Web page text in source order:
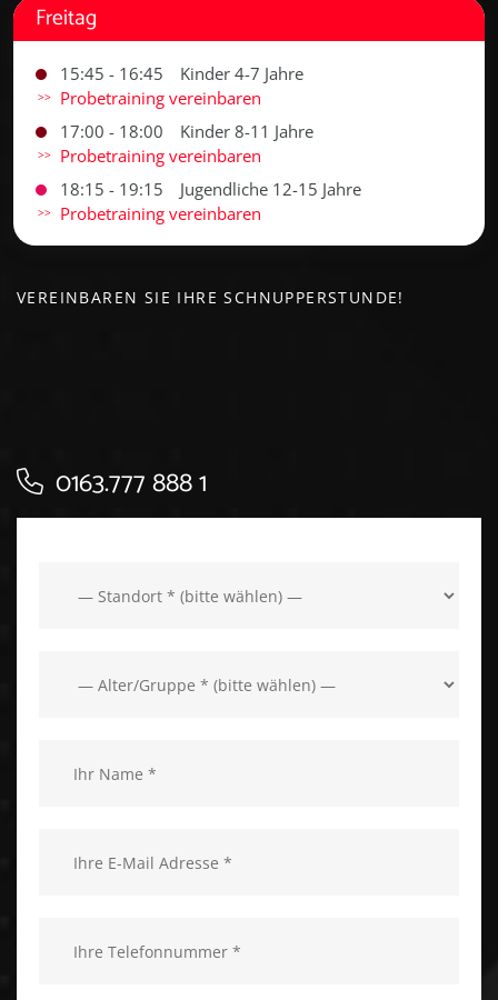
Freitag
15:45 - 16:45
Kinder 4-7 Jahre
Probetraining vereinbaren
17:00 - 18:00
Kinder 8-11 Jahre
Probetraining vereinbaren
18:15 - 19:15
Jugendliche 12-15 Jahre
Probetraining vereinbaren
VEREINBAREN SIE IHRE SCHNUPPERSTUNDE!
0163.777 888 1